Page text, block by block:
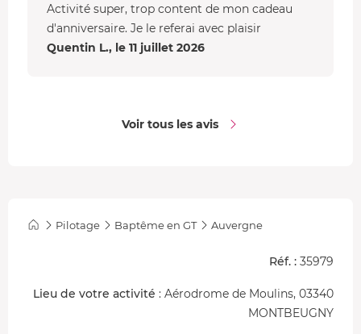
Activité super, trop content de mon cadeau
d'anniversaire. Je le referai avec plaisir
Quentin L., le 11 juillet 2026
Voir tous les avis
Pilotage Baptême en GT Auvergne
Réf. : 35979
Lieu de votre activité : Aérodrome de Moulins, 03340
MONTBEUGNY